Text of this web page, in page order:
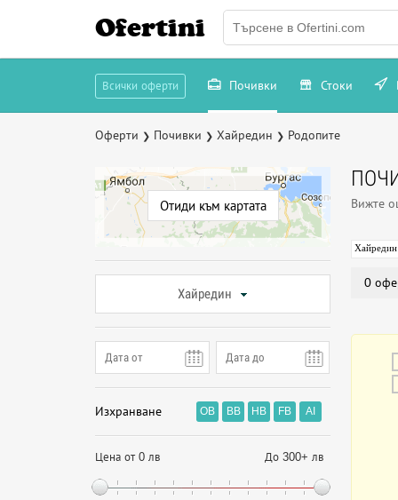
Ofertini
Всички оферти Почивки Стоки
Оферти ❯ Почивки ❯ Хайредин ❯ Родопите
Отиди към картата
Хайредин
Изхранване OB BB HB FB AI
Цена от 0 лв До 300+ лв
Вижте
Хайредин
0